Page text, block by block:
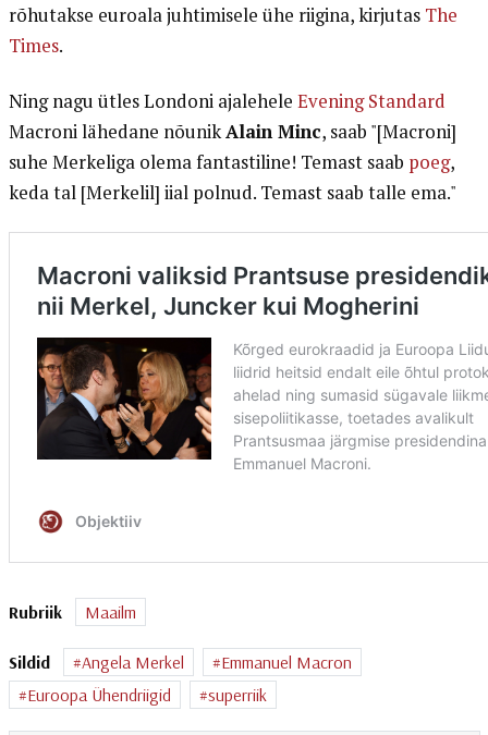
rõhutakse euroala juhtimisele ühe riigina, kirjutas The
Times.
Ning nagu ütles Londoni ajalehele Evening Standard
Macroni lähedane nõunikAlain Minc, saab "[Macroni]
suhe Merkeliga olema fantastiline! Temast saab poeg,
keda tal [Merkelil] iial polnud. Temast saab talle ema."
Rubriik Maailm
Sildid Angela Merkel
Emmanuel Macron
Euroopa Ühendriigid
superriik